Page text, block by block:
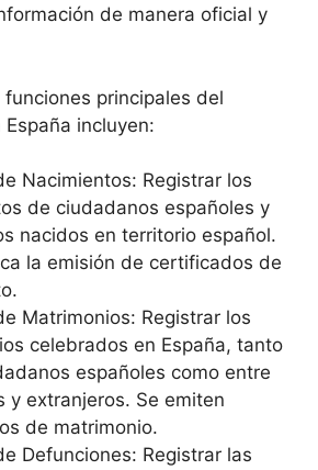
de manera oficial y
funciones principales del
incluyen:
Nacimientos: Registrar los
de ciudadanos españoles y
nacidos en territorio español.
la emisión de certificados de
Matrimonios: Registrar los
celebrados en España, tanto
españoles como entre
y extranjeros. Se emiten
de matrimonio.
Defunciones: Registrar las